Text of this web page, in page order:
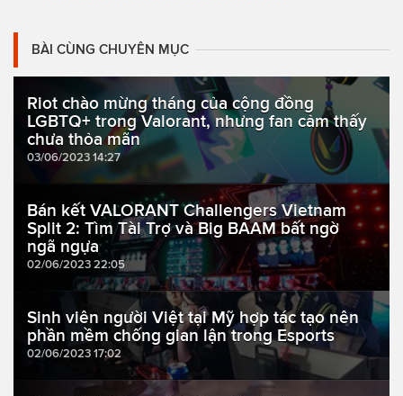
BÀI CÙNG CHUYÊN MỤC
Riot chào mừng tháng của cộng đồng
LGBTQ+ trong Valorant, nhưng fan cảm thấy
chưa thỏa mãn
03/06/2023 14:27
Bán kết VALORANT Challengers Vietnam
Split 2: Tìm Tài Trợ và Big BAAM bất ngờ
ngã ngựa
02/06/2023 22:05
Sinh viên người Việt tại Mỹ hợp tác tạo nên
phần mềm chống gian lận trong Esports
02/06/2023 17:02